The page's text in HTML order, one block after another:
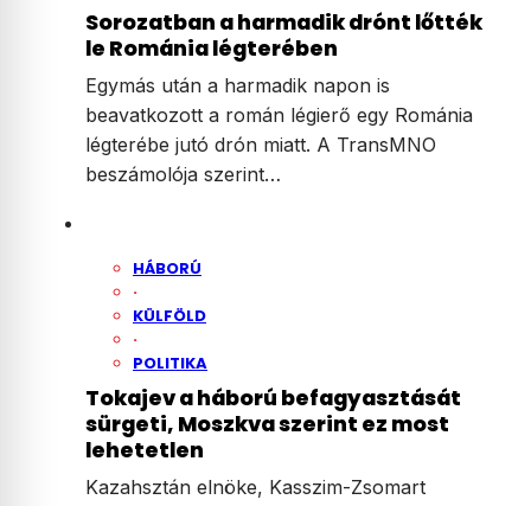
Sorozatban a harmadik drónt lőtték
le Románia légterében
Egymás után a harmadik napon is
beavatkozott a román légierő egy Románia
légterébe jutó drón miatt. A TransMNO
beszámolója szerint…
HÁBORÚ
·
KÜLFÖLD
·
POLITIKA
Tokajev a háború befagyasztását
sürgeti, Moszkva szerint ez most
lehetetlen
Kazahsztán elnöke, Kasszim-Zsomart